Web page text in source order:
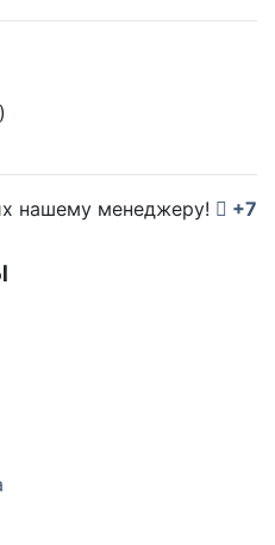
нашему менеджеру!
+7